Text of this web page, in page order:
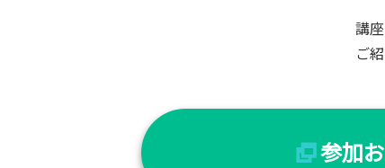
講
ご
参加